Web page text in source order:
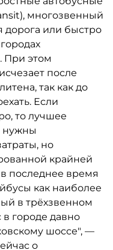
многозвенный
дорога или быстро
При этом
после
так как до
Если
то лучшее
нужны
но
крайней
последнее время
как наиболее
в трёхзвенном
городе давно
шоссе", —
о